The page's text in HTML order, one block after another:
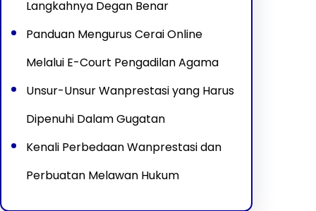
Langkahnya Degan Benar
Panduan Mengurus Cerai Online
Melalui E-Court Pengadilan Agama
Unsur-Unsur Wanprestasi yang Harus
Dipenuhi Dalam Gugatan
Kenali Perbedaan Wanprestasi dan
Perbuatan Melawan Hukum